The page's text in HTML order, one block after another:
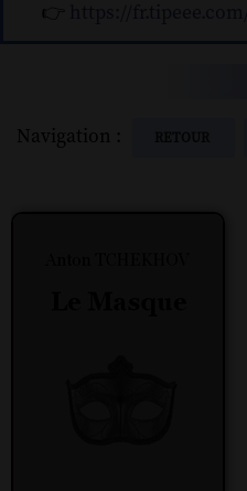
👉
Navigation :